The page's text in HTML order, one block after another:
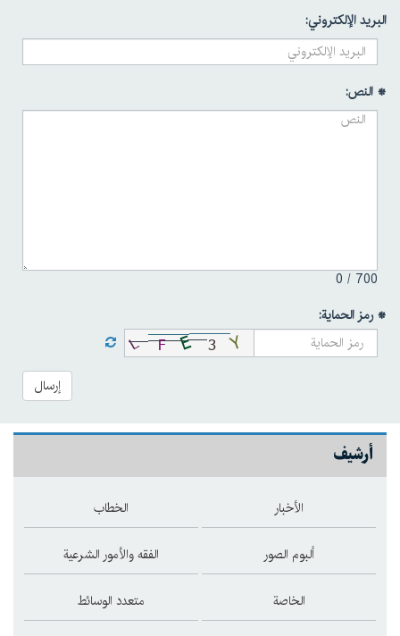
البريد الإلكتروني:
* النص:
700 /
0
* رمز الحماية:
إرسال
أرشيف
الأخبار الخطاب
ألبوم الصور الفقه والأمور الشرعية
الخاصة متعدد الوسائط